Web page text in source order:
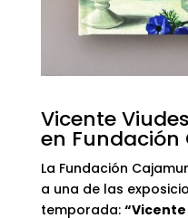
Vicente
en
La Fundación
a una de las
temporada: “Vicente